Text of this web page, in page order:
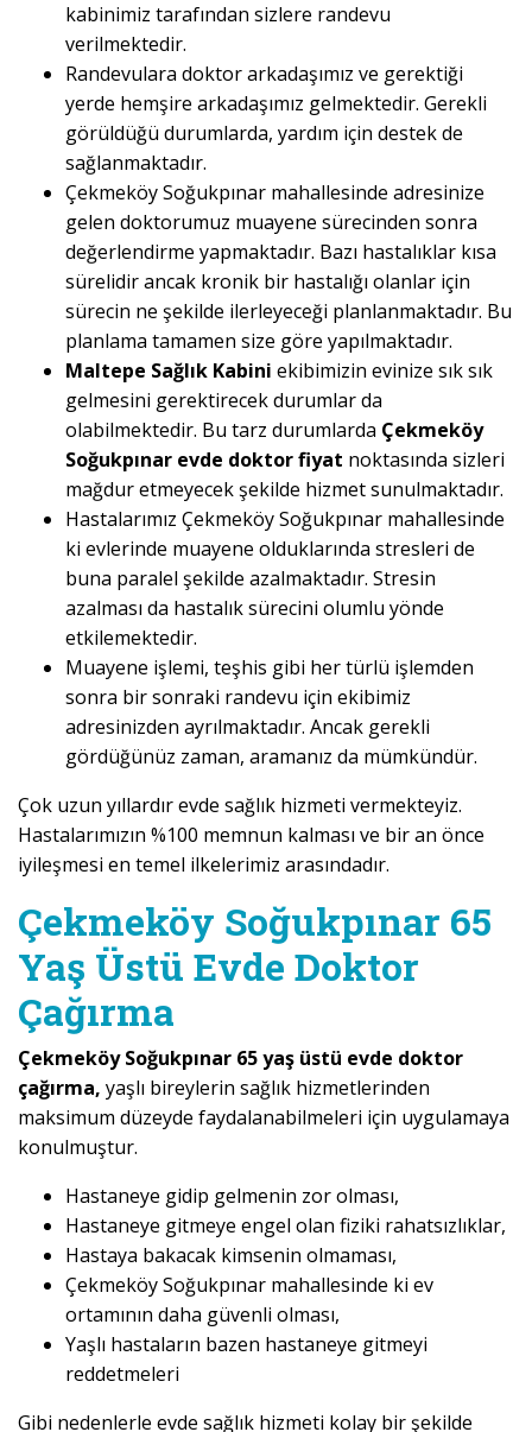
kabinimiz tarafından sizlere randevu
verilmektedir.
Randevulara doktor arkadaşımız ve gerektiği
yerde hemşire arkadaşımız gelmektedir. Gerekli
görüldüğü durumlarda, yardım için destek de
sağlanmaktadır.
Çekmeköy Soğukpınar mahallesinde adresinize
gelen doktorumuz muayene sürecinden sonra
değerlendirme yapmaktadır. Bazı hastalıklar kısa
sürelidir ancak kronik bir hastalığı olanlar için
sürecin ne şekilde ilerleyeceği planlanmaktadır. Bu
planlama tamamen size göre yapılmaktadır.
Maltepe Sağlık Kabini ekibimizin evinize sık sık
gelmesini gerektirecek durumlar da
olabilmektedir. Bu tarz durumlarda Çekmeköy
Soğukpınar evde doktor fiyat noktasında sizleri
mağdur etmeyecek şekilde hizmet sunulmaktadır.
Hastalarımız Çekmeköy Soğukpınar mahallesinde
ki evlerinde muayene olduklarında stresleri de
buna paralel şekilde azalmaktadır. Stresin
azalması da hastalık sürecini olumlu yönde
etkilemektedir.
Muayene işlemi, teşhis gibi her türlü işlemden
sonra bir sonraki randevu için ekibimiz
adresinizden ayrılmaktadır. Ancak gerekli
gördüğünüz zaman, aramanız da mümkündür.
Çok uzun yıllardır evde sağlık hizmeti vermekteyiz.
Hastalarımızın %100 memnun kalması ve bir an önce
iyileşmesi en temel ilkelerimiz arasındadır.
Çekmeköy Soğukpınar 65
Yaş Üstü Evde Doktor
Çağırma
Çekmeköy Soğukpınar 65 yaş üstü evde doktor
çağırma, yaşlı bireylerin sağlık hizmetlerinden
maksimum düzeyde faydalanabilmeleri için uygulamaya
konulmuştur.
Hastaneye gidip gelmenin zor olması,
Hastaneye gitmeye engel olan fiziki rahatsızlıklar,
Hastaya bakacak kimsenin olmaması,
Çekmeköy Soğukpınar mahallesinde ki ev
ortamının daha güvenli olması,
Yaşlı hastaların bazen hastaneye gitmeyi
reddetmeleri
Gibi nedenlerle evde sağlık hizmeti kolay bir şekilde